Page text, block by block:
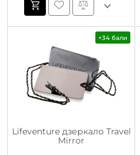
+34 бали
Lifeventure дзеркало Travel
Mirror